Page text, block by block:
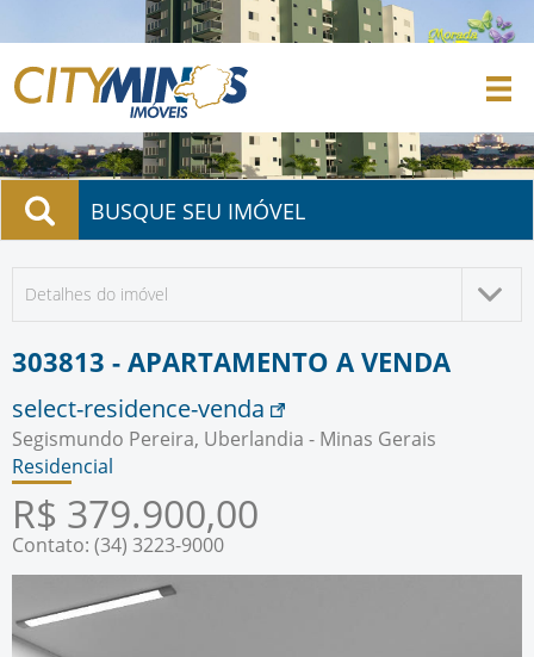
BUSQUE SEU IMÓVEL
Detalhes do imóvel
303813 - APARTAMENTO A VENDA
select-residence-venda
Segismundo Pereira, Uberlandia - Minas Gerais
Residencial
R$ 379.900,00
Contato: (34) 3223-9000